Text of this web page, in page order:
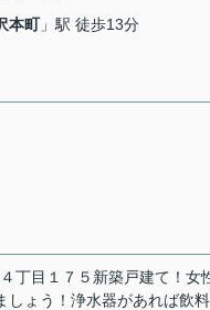
本町」駅 徒歩13分
丁目１７５新築戸建て！
ょう！浄水器があれば飲